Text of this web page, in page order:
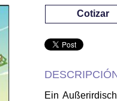
Cotizar
Ein